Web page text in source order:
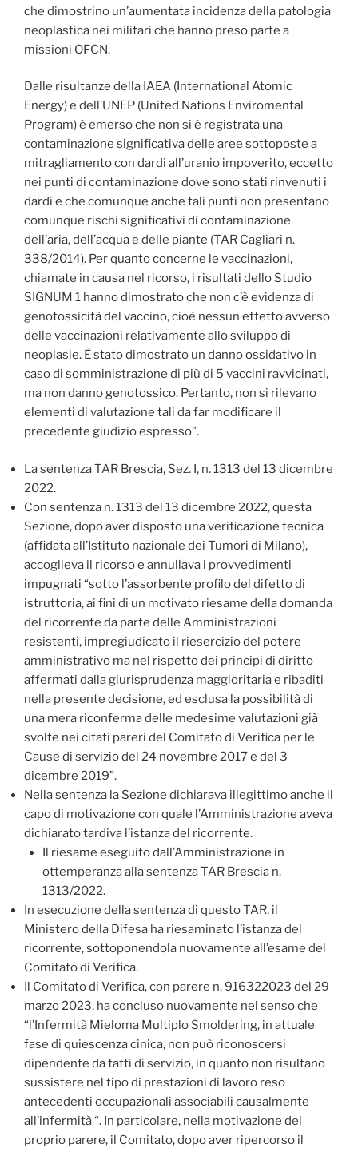
che dimostrino un’aumentata incidenza della patologia
neoplastica nei militari che hanno preso parte a
missioni OFCN.
Dalle risultanze della IAEA (International Atomic
Energy) e dell’UNEP (United Nations Enviromental
Program) è emerso che non si è registrata una
contaminazione significativa delle aree sottoposte a
mitragliamento con dardi all’uranio impoverito, eccetto
nei punti di contaminazione dove sono stati rinvenuti i
dardi e che comunque anche tali punti non presentano
comunque rischi significativi di contaminazione
dell’aria, dell’acqua e delle piante (TAR Cagliari n.
338/2014). Per quanto concerne le vaccinazioni,
chiamate in causa nel ricorso, i risultati dello Studio
SIGNUM 1 hanno dimostrato che non c’è evidenza di
genotossicità del vaccino, cioè nessun effetto avverso
delle vaccinazioni relativamente allo sviluppo di
neoplasie. È stato dimostrato un danno ossidativo in
caso di somministrazione di più di 5 vaccini ravvicinati,
ma non danno genotossico. Pertanto, non si rilevano
elementi di valutazione tali da far modificare il
precedente giudizio espresso”.
La sentenza TAR Brescia, Sez. I, n. 1313 del 13 dicembre
2022.
Con sentenza n. 1313 del 13 dicembre 2022, questa
Sezione, dopo aver disposto una verificazione tecnica
(affidata all’Istituto nazionale dei Tumori di Milano),
accoglieva il ricorso e annullava i provvedimenti
impugnati “sotto l’assorbente profilo del difetto di
istruttoria, ai fini di un motivato riesame della domanda
del ricorrente da parte delle Amministrazioni
resistenti, impregiudicato il riesercizio del potere
amministrativo ma nel rispetto dei principi di diritto
affermati dalla giurisprudenza maggioritaria e ribaditi
nella presente decisione, ed esclusa la possibilità di
una mera riconferma delle medesime valutazioni già
svolte nei citati pareri del Comitato di Verifica per le
Cause di servizio del 24 novembre 2017 e del 3
dicembre 2019”.
Nella sentenza la Sezione dichiarava illegittimo anche il
capo di motivazione con quale l’Amministrazione aveva
dichiarato tardiva l’istanza del ricorrente.
Il riesame eseguito dall’Amministrazione in
ottemperanza alla sentenza TAR Brescia n.
1313/2022.
In esecuzione della sentenza di questo TAR, il
Ministero della Difesa ha riesaminato l’istanza del
ricorrente, sottoponendola nuovamente all’esame del
Comitato di Verifica.
Il Comitato di Verifica, con parere n. 916322023 del 29
marzo 2023, ha concluso nuovamente nel senso che
“l’Infermità Mieloma Multiplo Smoldering, in attuale
fase di quiescenza cinica, non può riconoscersi
dipendente da fatti di servizio, in quanto non risultano
sussistere nel tipo di prestazioni di lavoro reso
antecedenti occupazionali associabili causalmente
all’infermità “. In particolare, nella motivazione del
proprio parere, il Comitato, dopo aver ripercorso il